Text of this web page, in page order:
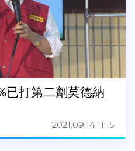
已打第二劑莫德納
2021.09.14 11:15